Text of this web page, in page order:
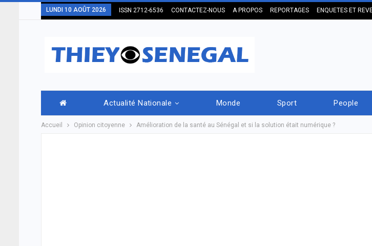
LUNDI 10 AOÛT 2026 ISSN 2712-6536 CONTACTEZ-NOUS A PROPOS REPORTAGES ENQUETES ET
Actualité Nationale Monde Sport People
Accueil Opinion citoyenne Amélioration de la santé au Sénégal et si la solution était numérique ?